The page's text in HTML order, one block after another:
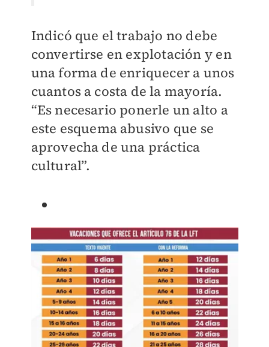
Indicó que el trabajo no debe
convertirse en explotación y en
una forma de enriquecer a unos
cuantos a costa de la mayoría.
“Es necesario ponerle un alto a
este esquema abusivo que se
aprovecha de una práctica
cultural”.